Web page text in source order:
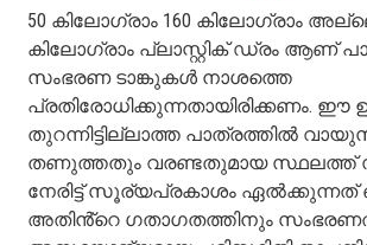
50 കിലോഗ്രാം 160 കിലോഗ്രാം
കിലോഗ്രാം പ്ലാസ്റ്റിക് ഡ്രം ആണ്
സംഭരണ ​​ടാങ്കുകൾ നാശത്തെ
പ്രതിരോധിക്കുന്നതായിരിക്കണം. ഈ
തുറന്നിട്ടില്ലാത്ത പാത്രത്തിൽ
തണുത്തതും വരണ്ടതുമായ സ്ഥലത്ത്
നേരിട്ട് സൂര്യപ്രകാശം ഏൽക്കുന്നത്
അതിൻ്റെ ഗതാഗതത്തിനും